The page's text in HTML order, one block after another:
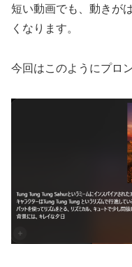
短い動画でも、動きが
くなります。
今回はこのようにプロ